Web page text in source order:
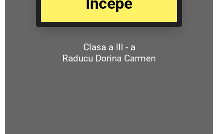
Clasa a III - a
Raducu Dorina Carmen